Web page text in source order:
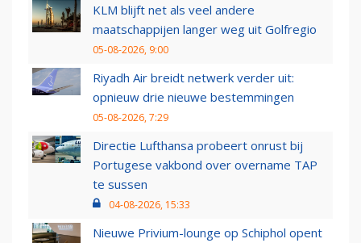
KLM blijft net als veel andere
maatschappijen langer weg uit Golfregio
05-08-2026, 9:00
Riyadh Air breidt netwerk verder uit:
opnieuw drie nieuwe bestemmingen
05-08-2026, 7:29
Directie Lufthansa probeert onrust bij
Portugese vakbond over overname TAP
te sussen
04-08-2026, 15:33
Nieuwe Privium-lounge op Schiphol opent